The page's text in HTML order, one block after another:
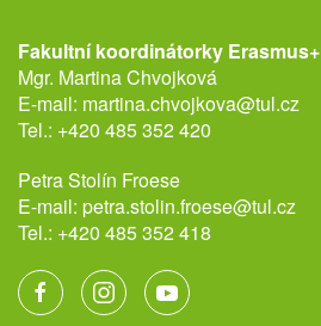
Fakultní koordinátorky Erasmus+
Mgr. Martina Chvojková
E-mail: martina.chvojkova@tul.cz
Tel.: +420 485 352 420
Petra Stolín Froese
E-mail: petra.stolin.froese@tul.cz
Tel.: +420 485 352 418